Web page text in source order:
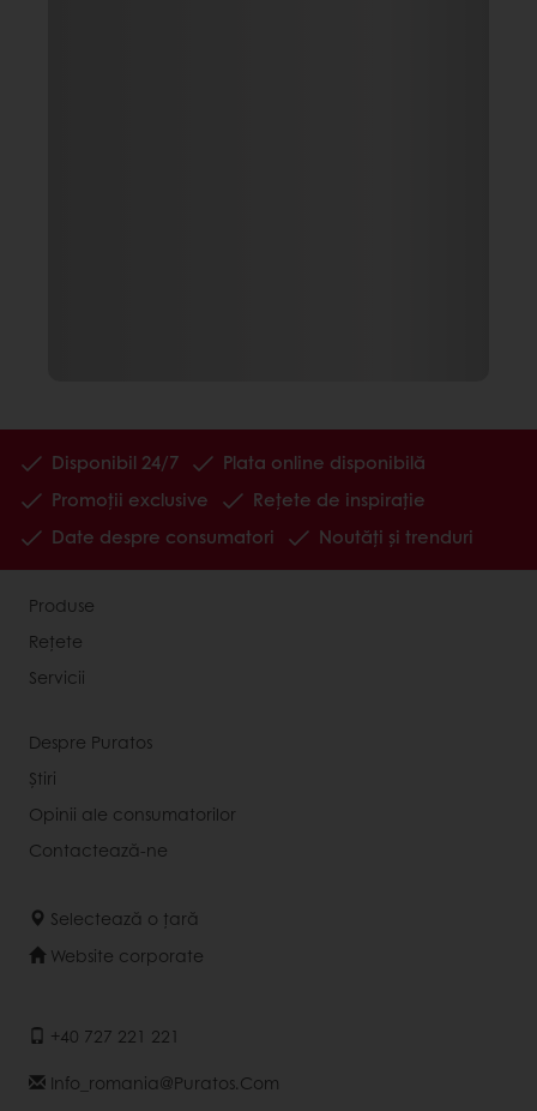
Disponibil 24/7
Plata online disponibilă
Promoții exclusive
Rețete de inspirație
Date despre consumatori
Noutăți și trenduri
Produse
Rețete
Servicii
Despre Puratos
Știri
Opinii ale consumatorilor
Contactează-ne
Selectează o țară
Website corporate
+40 727 221 221
Info_romania@puratos.com